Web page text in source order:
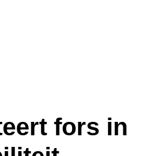
fors in